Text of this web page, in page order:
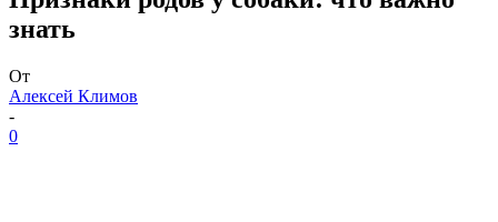
знать
От
Алексей Климов
-
0